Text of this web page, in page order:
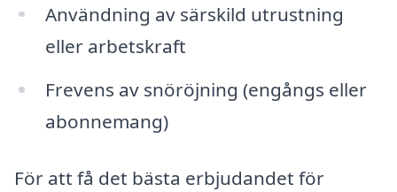
Användning av särskild utrustning
eller arbetskraft
Frevens av snöröjning (engångs eller
abonnemang)
För att få det bästa erbjudandet för